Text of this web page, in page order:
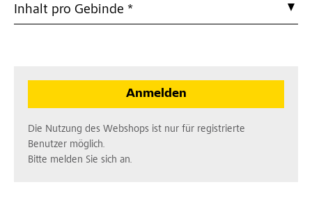
Inhalt pro Gebinde *
Anmelden
Die Nutzung des Webshops ist nur für registrierte
Benutzer möglich.
Bitte melden Sie sich an.